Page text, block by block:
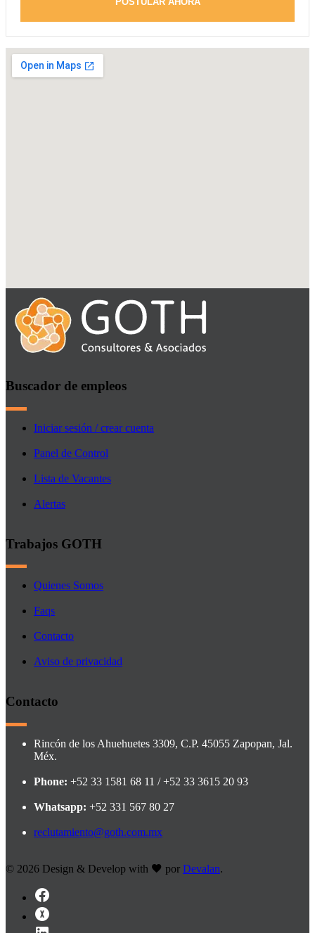
Buscador de empleos
Iniciar sesión / crear cuenta
Panel de Control
Lista de Vacantes
Alertas
Trabajos GOTH
Quienes Somos
Faqs
Contacto
Aviso de privacidad
Contacto
Rincón de los Ahuehuetes 3309, C.P. 45055 Zapopan, Jal.
Méx.
Phone: +52 33 1581 68 11 / +52 33 3615 20 93
Whatsapp: +52 331 567 80 27
reclutamiento@goth.com.mx
© 2026 Design & Develop with por Devalan.